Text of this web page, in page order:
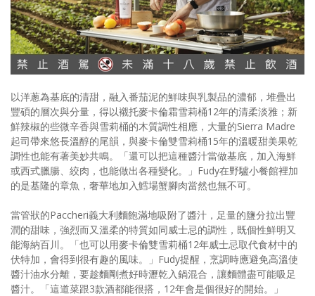
以洋蔥為基底的清甜，融入番茄泥的鮮味與乳製品的濃郁，堆疊出
豐碩的層次與分量，得以襯托麥卡倫霜雪莉桶12年的清柔淡雅；新
鮮辣椒的些微辛香與雪莉桶的木質調性相應，大量的Sierra Madre
起司帶來悠長溫醇的尾韻，與麥卡倫雙雪莉桶15年的溫暖甜美果乾
調性也能有著美妙共鳴。「還可以把這種醬汁當做基底，加入海鮮
或西式臘腸、絞肉，也能做出各種變化。」Fudy在野驢小餐館裡加
的是基隆的章魚，奢華地加入鱈場蟹腳肉當然也無不可。
當管狀的Paccheri義大利麵飽滿地吸附了醬汁，足量的鹽分拉出豐
潤的甜味，強烈而又溫柔的特質如同威士忌的調性，既個性鮮明又
能海納百川。「也可以用麥卡倫雙雪莉桶12年威士忌取代食材中的
伏特加，會得到很有趣的風味。」Fudy提醒，烹調時應避免高溫使
醬汁油水分離，要趁麵剛煮好時瀝乾入鍋混合，讓麵體盡可能吸足
醬汁。「這道菜跟3款酒都能很搭，12年會是個很好的開始。」